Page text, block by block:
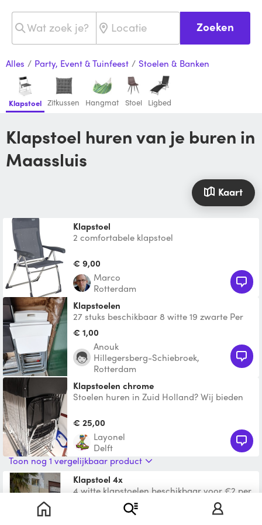
Zoeken
Alles / Party, Event & Tuinfeest / Stoelen & Banken
Klapstoel Zitkussen Hangmat Stoel Ligbed
Klapstoel huren van je buren in
Maassluis
Kaart
Klapstoel
2 comfortabele klapstoel
€ 9,00
Marco
Rotterdam
Klapstoelen
27 stuks beschikbaar 8 witte 19 zwarte Per
stuk 1euro
€ 1,00
Anouk
Hillegersberg-Schiebroek,
Rotterdam
Klapstoelen chrome
Stoelen huren in Zuid Holland? Wij bieden
een babyshower,
€ 25,00
layonel
Delft
Toon nog 1 vergelijkbaar product
Klapstoel 4x
4 witte klapstoelen beschikbaar voor €2 per
stoel per dag